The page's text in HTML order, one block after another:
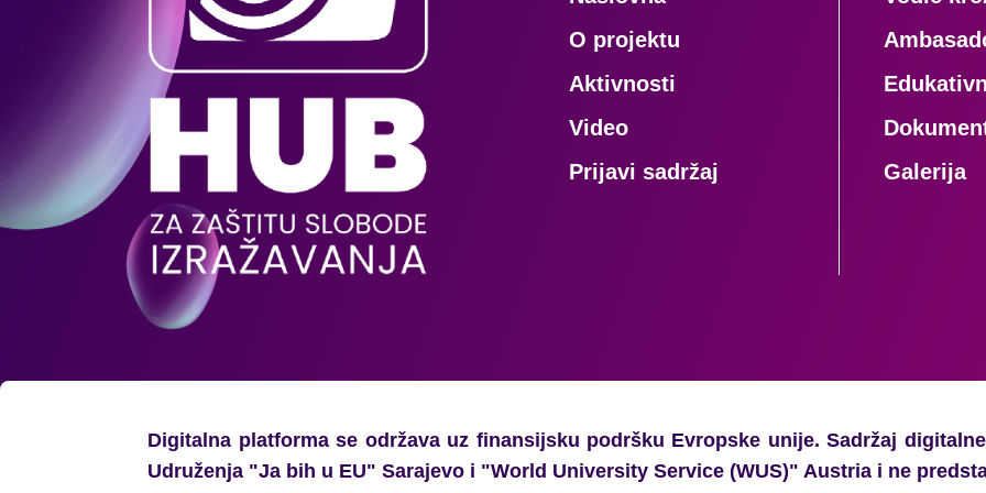
O projektu
Aktivnosti
Video
Prijavi sadržaj
Galerija
Digitalna platforma se održava uz finansijsku podršku Evropske unije. Sadržaj
Udruženja "Ja bih u EU" Sarajevo i "World University Service (WUS)" Austria i ne